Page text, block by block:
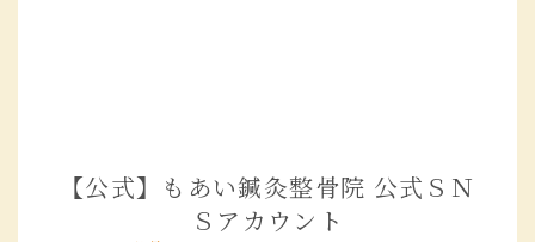
【公式】もあい鍼灸整骨院 公式ＳＮ
Ｓアカウント